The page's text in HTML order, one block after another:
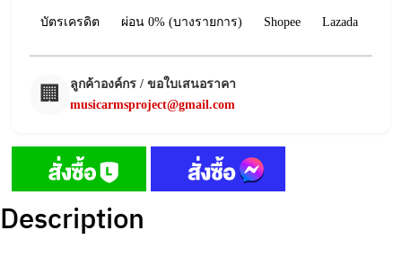
บัตรเครดิต ผ่อน 0% (บางรายการ) Shopee Lazada
🏢
ลูกค้าองค์กร / ขอใบเสนอราคา
musicarmsproject@gmail.com
Description